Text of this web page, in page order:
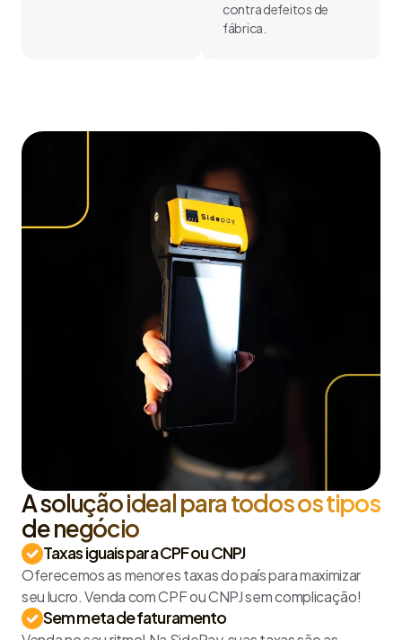
contra defeitos de
fábrica.
A solução ideal para todos os tipos
de negócio
Taxas iguais para CPF ou CNPJ
Oferecemos as menores taxas do país para maximizar
seu lucro. Venda com CPF ou CNPJ sem complicação!
Sem meta de faturamento